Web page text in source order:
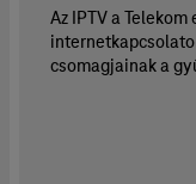
Az IPTV a
csomagjainak a